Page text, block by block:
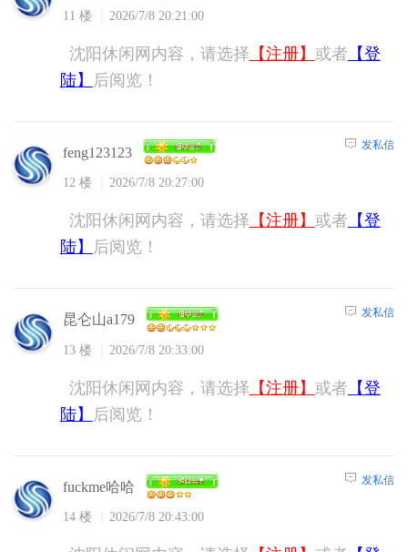
11 楼 2026/7/8 20:21:00
沈阳休闲网内容，请选择 【注册】 或者 【登
陆】
后阅览！
feng123123
12 楼 2026/7/8 20:27:00
发私信
沈阳休闲网内容，请选择 【注册】 或者 【登
陆】
后阅览！
昆仑山a179
13 楼 2026/7/8 20:33:00
发私信
沈阳休闲网内容，请选择 【注册】 或者 【登
陆】
后阅览！
fuckme哈哈
14 楼 2026/7/8 20:43:00
发私信